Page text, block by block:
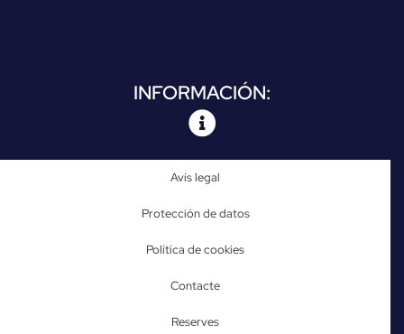
INFORMACIÓN:
Avís legal
Protección de datos
Política de cookies
Contacte
Reserves